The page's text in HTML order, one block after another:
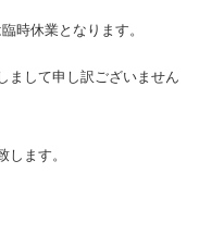
時休業となります。
まして申し訳ございません
ます。